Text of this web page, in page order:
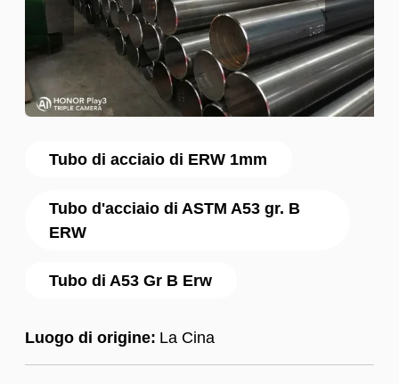
Tubo di acciaio di ERW 1mm
Tubo d'acciaio di ASTM A53 gr. B
ERW
Tubo di A53 Gr B Erw
Luogo di origine: La Cina